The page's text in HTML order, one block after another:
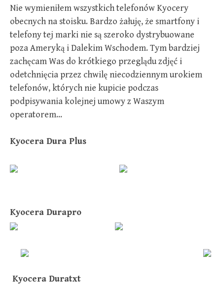
Nie wymieniłem wszystkich telefonów Kyocery
obecnych na stoisku. Bardzo żałuję, że smartfony i
telefony tej marki nie są szeroko dystrybuowane
poza Ameryką i Dalekim Wschodem. Tym bardziej
zachęcam Was do krótkiego przeglądu zdjęć i
odetchnięcia przez chwilę niecodziennym urokiem
telefonów, których nie kupicie podczas
podpisywania kolejnej umowy z Waszym
operatorem…
Kyocera Dura Plus
Kyocera Durapro
Kyocera Duratxt